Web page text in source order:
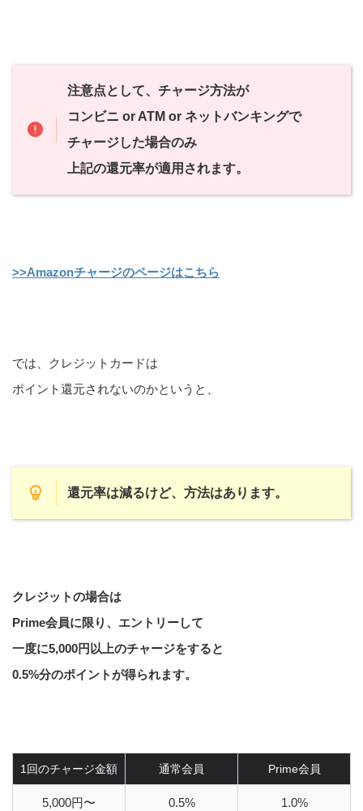
注意点として、チャージ方法が
コンビニ or ATM or ネットバンキングで
チャージした場合のみ
上記の還元率が適用されます。
>>Amazonチャージのページはこちら
では、クレジットカードは
ポイント還元されないのかというと、
還元率は減るけど、方法はあります。
クレジットの場合は
Prime会員に限り、エントリーして
一度に5,000円以上のチャージをすると
0.5%分のポイントが得られます。
1回のチャージ金額 通常会員 Prime会員
5,000円〜 0.5% 1.0%